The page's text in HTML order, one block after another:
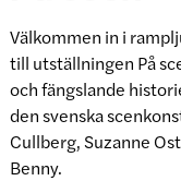
Välkommen in i
till utställningen På
och fängslande
den svenska
Cullberg, Suzanne
Benny.